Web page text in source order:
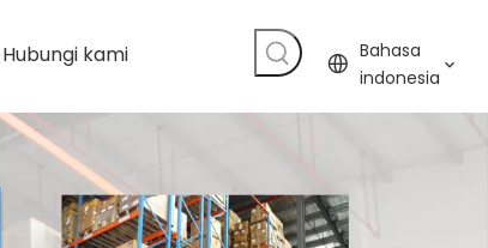
Hubungi kami
Bahasa
indonesia